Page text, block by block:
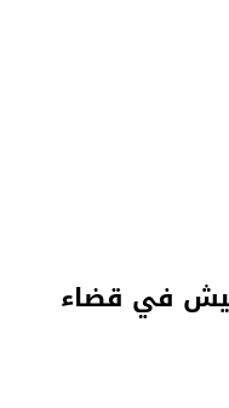
في قضاء